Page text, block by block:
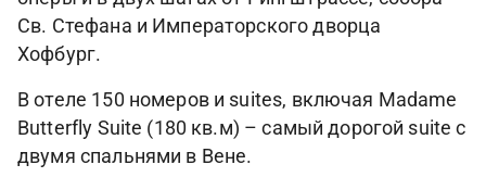
Св. Стефана и Императорского дворца
Хофбург.
В отеле 150 номеров и suites, включая Madame
Butterfly Suite (180 кв.м) – самый дорогой suite с
двумя спальнями в Вене.